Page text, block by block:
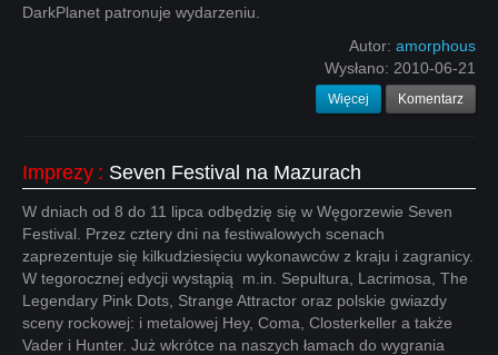
DarkPlanet patronuje wydarzeniu.
Autor: amorphous
Wysłano: 2010-06-21
Więcej Komentarz
Imprezy : Seven Festival na Mazurach
W dniach od 8 do 11 lipca odbędzię się w Węgorzewie Seven
Festival. Przez cztery dni na festiwalowych scenach
zaprezentuje się kilkudziesięciu wykonawców z kraju i zagranicy.
W tegorocznej edycji wystąpią m.in. Sepultura, Lacrimosa, The
Legendary Pink Dots, Strange Attractor oraz polskie gwiazdy
sceny rockowej: i metalowej Hey, Coma, Closterkeller a także
Vader i Hunter. Już wkrótce na naszych łamach do wygrania